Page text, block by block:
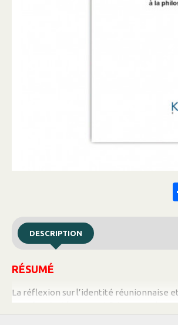
DESCRIPTION
RÉSUMÉ
La réflexion sur l’identité réunionnaise
menée. C’est le constat fait par José